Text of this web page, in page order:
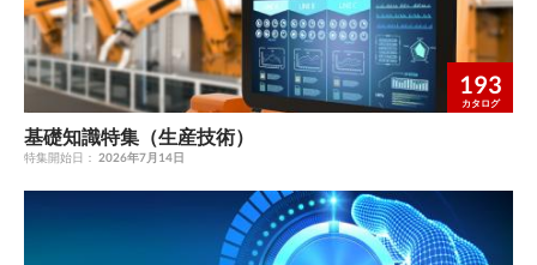
193
カタログ
基礎知識特集（生産技術）
特集開始日： 2026年7月14日